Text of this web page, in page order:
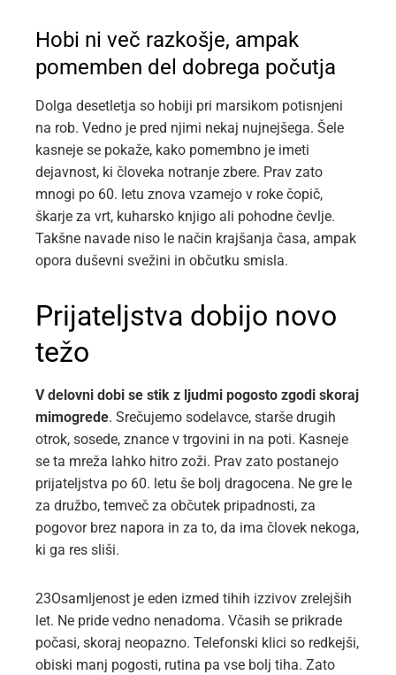
Hobi ni več razkošje, ampak
pomemben del dobrega počutja
Dolga desetletja so hobiji pri marsikom potisnjeni
na rob. Vedno je pred njimi nekaj nujnejšega. Šele
kasneje se pokaže, kako pomembno je imeti
dejavnost, ki človeka notranje zbere. Prav zato
mnogi po 60. letu znova vzamejo v roke čopič,
škarje za vrt, kuharsko knjigo ali pohodne čevlje.
Takšne navade niso le način krajšanja časa, ampak
opora duševni svežini in občutku smisla.
Prijateljstva dobijo novo
težo
V delovni dobi se stik z ljudmi pogosto zgodi skoraj
mimogrede. Srečujemo sodelavce, starše drugih
otrok, sosede, znance v trgovini in na poti. Kasneje
se ta mreža lahko hitro zoži. Prav zato postanejo
prijateljstva po 60. letu še bolj dragocena. Ne gre le
za družbo, temveč za občutek pripadnosti, za
pogovor brez napora in za to, da ima človek nekoga,
ki ga res sliši.
23Osamljenost je eden izmed tihih izzivov zrelejših
let. Ne pride vedno nenadoma. Včasih se prikrade
počasi, skoraj neopazno. Telefonski klici so redkejši,
obiski manj pogosti, rutina pa vse bolj tiha. Zato